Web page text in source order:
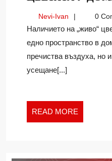
Nevi-IvanNevi-
Ivan
0
Наличието на „живо“ цвете определено прави
едно пространство в
пречиства въздуха, но
усещане[...]
READ MORE
MORE